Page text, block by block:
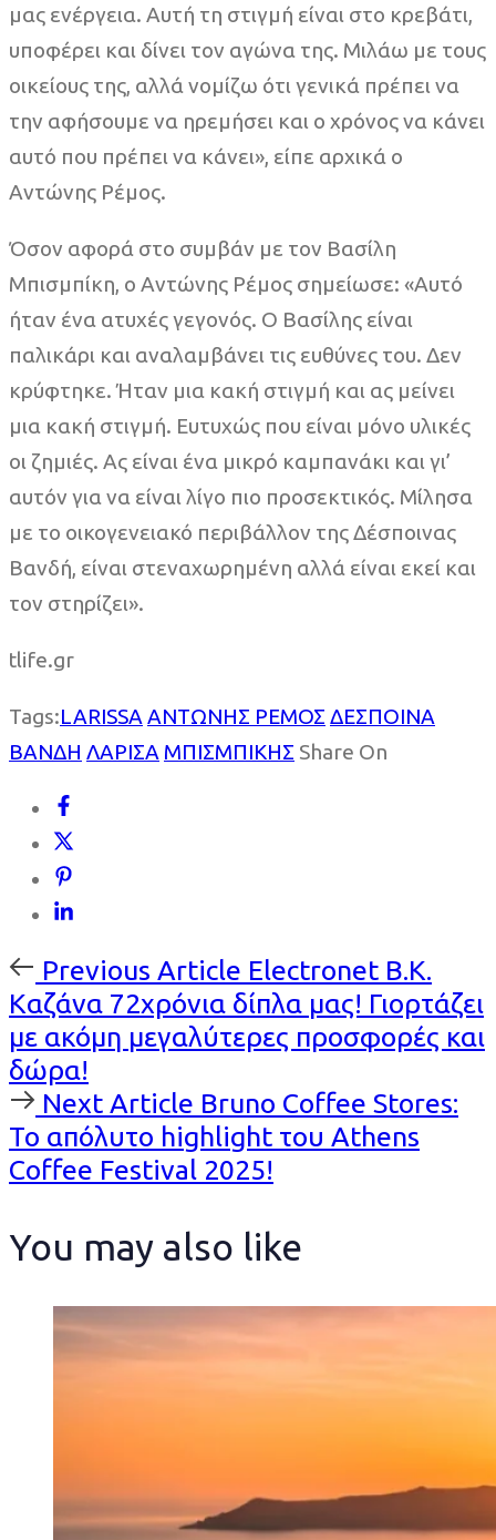
μας ενέργεια. Αυτή τη στιγμή είναι στο κρεβάτι,
υποφέρει και δίνει τον αγώνα της. Μιλάω με τους
οικείους της, αλλά νομίζω ότι γενικά πρέπει να
την αφήσουμε να ηρεμήσει και ο χρόνος να κάνει
αυτό που πρέπει να κάνει», είπε αρχικά ο
Αντώνης Ρέμος.
Όσον αφορά στο συμβάν με τον Βασίλη
Μπισμπίκη, ο Αντώνης Ρέμος σημείωσε: «Αυτό
ήταν ένα ατυχές γεγονός. Ο Βασίλης είναι
παλικάρι και αναλαμβάνει τις ευθύνες του. Δεν
κρύφτηκε. Ήταν μια κακή στιγμή και ας μείνει
μια κακή στιγμή. Ευτυχώς που είναι μόνο υλικές
οι ζημιές. Ας είναι ένα μικρό καμπανάκι και γι’
αυτόν για να είναι λίγο πιο προσεκτικός. Μίλησα
με το οικογενειακό περιβάλλον της Δέσποινας
Βανδή, είναι στεναχωρημένη αλλά είναι εκεί και
τον στηρίζει».
tlife.gr
Tags:LARISSA ΑΝΤΩΝΗΣ ΡΕΜΟΣ ΔΕΣΠΟΙΝΑ
ΒΑΝΔΗ ΛΑΡΙΣΑ ΜΠΙΣΜΠΙΚΗΣ Share On
Previous
Article
Previous Article Electronet Β.Κ.
Καζάνα 72χρόνια δίπλα μας! Γιορτάζει
με ακόμη μεγαλύτερες προσφορές και
δώρα!
Next
Article
Next Article Bruno Coffee Stores:
Το απόλυτο highlight του Athens
Coffee Festival 2025!
You may also like